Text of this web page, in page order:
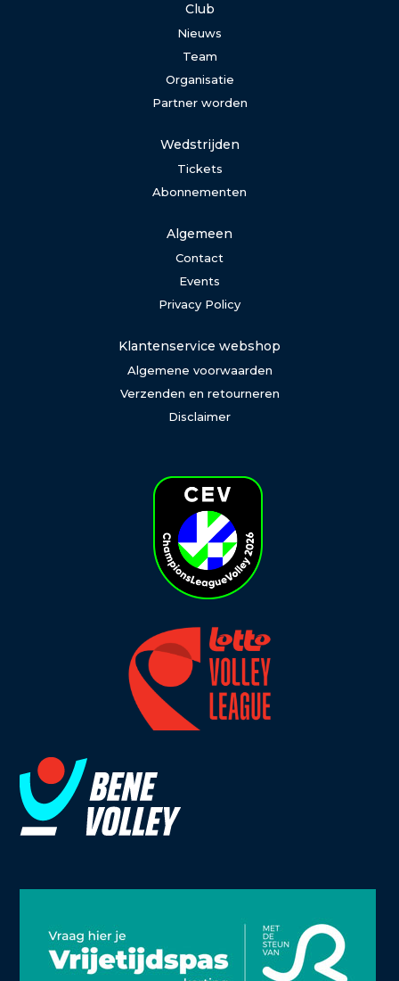
Club
Nieuws
Team
Organisatie
Partner worden
Wedstrijden
Tickets
Abonnementen
Algemeen
Contact
Events
Privacy Policy
Klantenservice webshop
Algemene voorwaarden
Verzenden en retourneren
Disclaimer